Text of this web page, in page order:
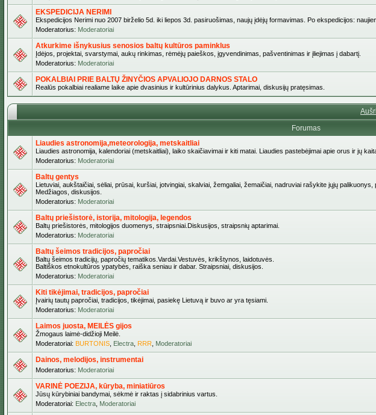
EKSPEDICIJA NERIMI
Ekspedicijos Nerimi nuo 2007 birželio 5d. iki liepos 3d. pasiruošimas, naujų įdėjų formavimas. Po ekspedicijos:
Moderatorius: Moderatoriai
Atkurkime išnykusius senosios baltų kultūros paminklus
Įdėjos, projektai, svarstymai, aukų rinkimas, rėmėjų paieškos, įgyvendinimas, pašventinimas ir įliejimas į dabartį.
Moderatorius: Moderatoriai
POKALBIAI PRIE BALTŲ ŽINYČIOS APVALIOJO DARNOS STALO
Realūs pokalbiai realiame laike apie dvasinius ir kultūrinius dalykus. Aptarimai, diskusijų pratęsimas.
Forumas
Liaudies astronomija,meteorologija, metskaitliai
Liaudies astronomija, kalendoriai (metskaitliai), laiko skaičiavimai ir kiti matai. Liaudies pastebėjimai apie orus ir jų
Moderatorius: Moderatoriai
Baltų gentys
Lietuviai, aukštaičiai, sėliai, prūsai, kuršiai, jotvingiai, skalviai, žemgaliai, žemaičiai, nadruviai rašykite jųjų
Medžiagos, diskusijos.
Moderatorius: Moderatoriai
Baltų priešistorė, istorija, mitologija, legendos
Baltų priešistorės, mitologijos duomenys, straipsniai.Diskusijos, straipsnių aptarimai.
Moderatorius: Moderatoriai
Baltų šeimos tradicijos, papročiai
Baltų šeimos tradicijų, papročių tematikos.Vardai.Vestuvės, krikštynos, laidotuvės.
Baltiškos etnokultūros ypatybės, raiška seniau ir dabar. Straipsniai, diskusijos.
Moderatorius: Moderatoriai
Kiti tikėjimai, tradicijos, papročiai
Įvairių tautų papročiai, tradicijos, tikėjimai, pasiekę Lietuvą ir buvo ar yra tęsiami.
Moderatorius: Moderatoriai
Laimos juosta, MEILĖS gijos
Žmogaus laimė-didžioji Meilė.
Moderatoriai: BURTONIS Electra RRR Moderatoriai
Dainos, melodijos, instrumentai
Moderatorius: Moderatoriai
VARINĖ POEZIJA, kūryba, miniatiūros
Jūsų kūrybiniai bandymai, sėkmė ir raktas į sidabrinius vartus.
Moderatoriai: Electra Moderatoriai